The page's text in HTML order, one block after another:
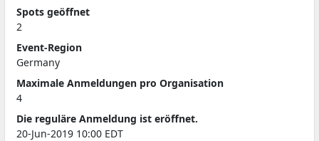
Spots geöffnet
2
Event-Region
Germany
Maximale Anmeldungen pro Organisation
4
Die reguläre Anmeldung ist eröffnet.
20-Jun-2019 10:00 EDT